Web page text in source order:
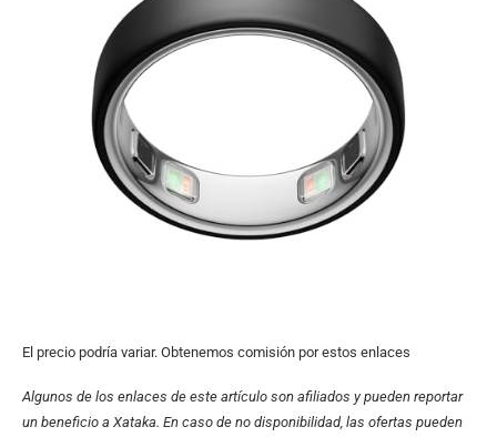
El precio podría variar. Obtenemos comisión por estos enlaces
Algunos de los enlaces de este artículo son afiliados y pueden reportar
un beneficio a Xataka. En caso de no disponibilidad, las ofertas pueden